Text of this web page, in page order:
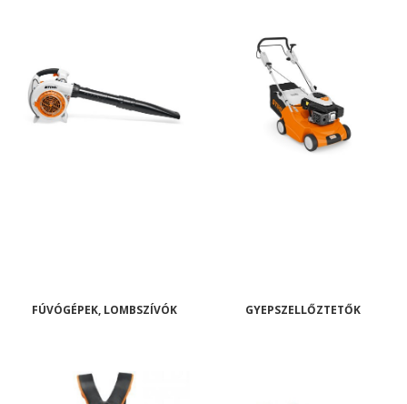
FÚVÓGÉPEK, LOMBSZÍVÓK GYEPSZELLŐZTETŐK